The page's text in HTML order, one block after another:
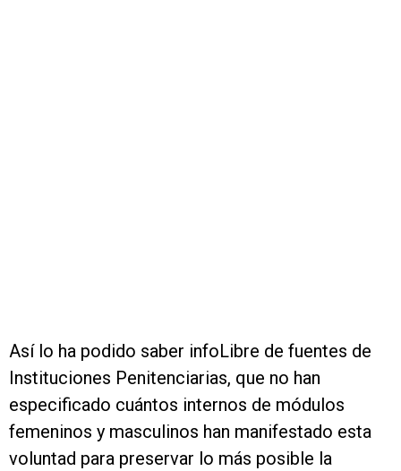
Así lo ha podido saber infoLibre de fuentes de
Instituciones Penitenciarias, que no han
especificado cuántos internos de módulos
femeninos y masculinos han manifestado esta
voluntad para preservar lo más posible la